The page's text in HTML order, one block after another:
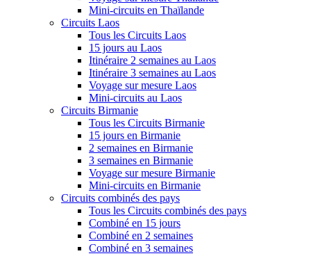
Mini-circuits en Thaïlande
Circuits Laos
Tous les Circuits Laos
15 jours au Laos
Itinéraire 2 semaines au Laos
Itinéraire 3 semaines au Laos
Voyage sur mesure Laos
Mini-circuits au Laos
Circuits Birmanie
Tous les Circuits Birmanie
15 jours en Birmanie
2 semaines en Birmanie
3 semaines en Birmanie
Voyage sur mesure Birmanie
Mini-circuits en Birmanie
Circuits combinés des pays
Tous les Circuits combinés des pays
Combiné en 15 jours
Combiné en 2 semaines
Combiné en 3 semaines